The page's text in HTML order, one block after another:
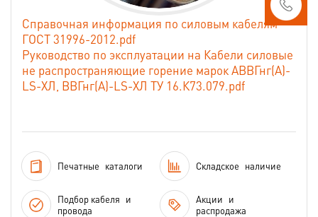
Справочная информация по силовым кабелям
ГОСТ 31996-2012.pdf
Руководство по эксплуатации на Кабели силовые
не распространяющие горение марок АВВГнг(А)-
LS-ХЛ, ВВГнг(А)-LS-ХЛ ТУ 16.К73.079.pdf
Печатные каталоги Складское наличие
Подбор кабеля и
провода
Акции и
распродажа